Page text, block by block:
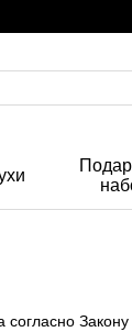
согласно Закону